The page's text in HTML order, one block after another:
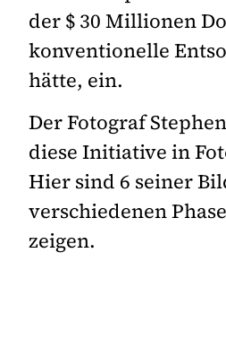
der $ 30 Millionen
konventionelle
hätte, ein.
Der Fotograf
diese Initiative in
Hier sind 6 seiner
verschiedenen
zeigen.